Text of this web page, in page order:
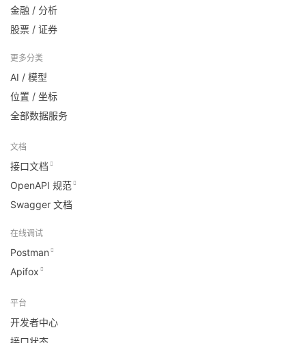
金融 / 分析
股票 / 证券
更多分类
AI / 模型
位置 / 坐标
全部数据服务
文档
接口文档
OpenAPI 规范
Swagger 文档
在线调试
Postman
Apifox
平台
开发者中心